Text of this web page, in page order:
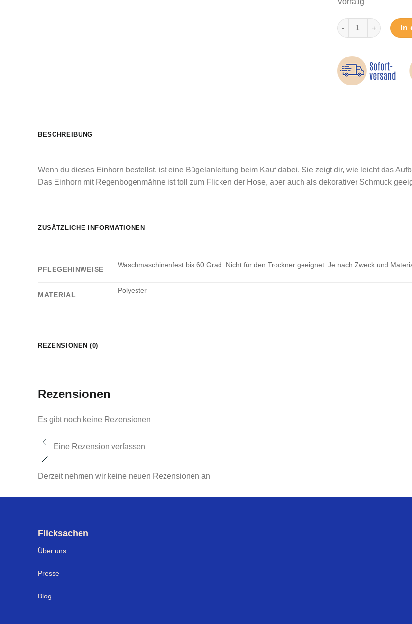
Vorrätig
Einhorn
In
BESCHREIBUNG
Wenn du dieses Einhorn bestellst, ist eine Bügelanleitung beim Kauf dabei. Sie zeigt dir, wie leicht das
Das Einhorn mit Regenbogenmähne ist toll zum Flicken der Hose, aber auch als dekorativer Schmuck
ZUSÄTZLICHE INFORMATIONEN
PFLEGEHINWEISE
Waschmaschinenfest bis 60 Grad. Nicht für den Trockner geeignet. Je nach Zweck und
MATERIAL
Polyester
REZENSIONEN (0)
Rezensionen
Es gibt noch keine Rezensionen
Eine Rezension verfassen
Derzeit nehmen wir keine neuen Rezensionen an
Flicksachen
Über uns
Presse
Blog